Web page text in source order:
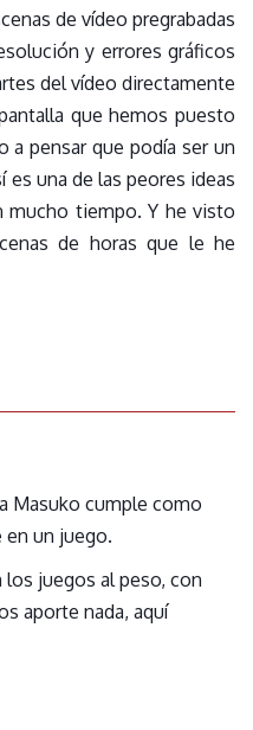
de vídeo pregrabadas
y errores gráficos
del vídeo directamente
que hemos puesto
a pensar que podía ser un
una de las peores ideas
mucho tiempo. Y he visto
de horas que le he
Masuko cumple como
en un juego.
juegos al peso, con
aporte nada, aquí